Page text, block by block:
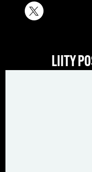
LIITY